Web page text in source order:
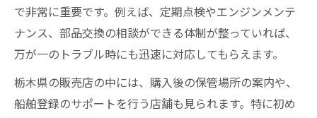
で非常に重要です。例えば、定期点検やエンジンメンテ
ナンス、部品交換の相談ができる体制が整っていれば、
万が一のトラブル時にも迅速に対応してもらえます。
栃木県の販売店の中には、購入後の保管場所の案内や、
船舶登録のサポートを行う店舗も見られます。特に初め